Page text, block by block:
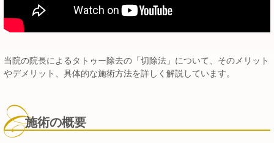
当院の院長によるタトゥー除去の「切除法」について、そのメリット
やデメリット、具体的な施術方法を詳しく解説しています。
施術の概要